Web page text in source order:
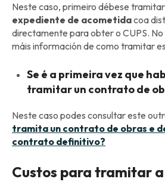
Neste caso, primeiro débese
expediente de acometidacoa
directamente para obter o CUPS.
máis información de como tramitar
Se é a primeira vez que
tramitar un contrato de
Neste caso podes consultar este
tramita un contrato de obras e
contrato definitivo?
Custos para tramitar